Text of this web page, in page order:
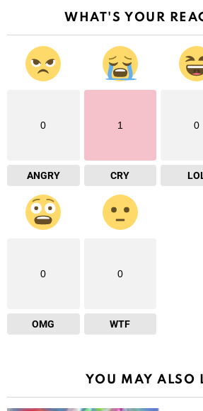
WHAT'S YOUR
0
ANGRY
1
CRY
0
0
OMG
0
WTF
YOU MAY ALSO